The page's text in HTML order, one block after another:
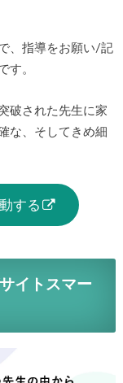
、指導をお願い/記
す。
破された先生に家
な、そしてきめ細
する
イトスマー